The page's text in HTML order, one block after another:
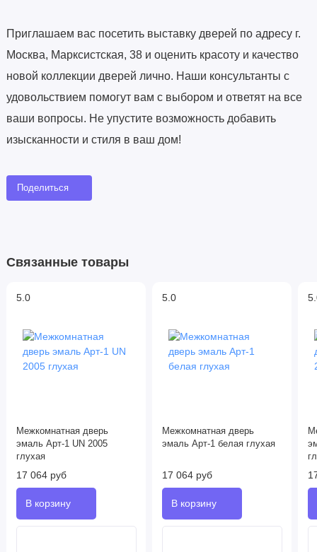
Приглашаем вас посетить выставку дверей по адресу г.
Москва, Марксистская, 38 и оценить красоту и качество
новой коллекции дверей лично. Наши консультанты с
удовольствием помогут вам с выбором и ответят на все
ваши вопросы. Не упустите возможность добавить
изысканности и стиля в ваш дом!
Поделиться
Связанные товары
5.0
Межкомнатная дверь
эмаль Арт-1 UN 2005
глухая
17 064 руб
5.0
Межкомнатная дверь
эмаль Арт-1 белая глухая
17 064 руб